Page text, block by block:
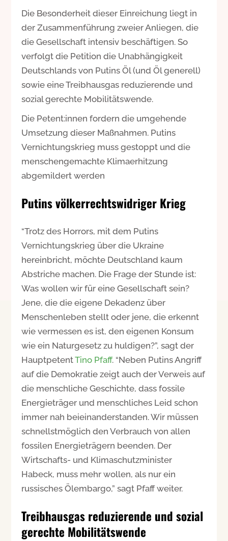
Die Besonderheit dieser Einreichung liegt in
der Zusammenführung zweier Anliegen, die
die Gesellschaft intensiv beschäftigen. So
verfolgt die Petition die Unabhängigkeit
Deutschlands von Putins Öl (und Öl generell)
sowie eine Treibhausgas reduzierende und
sozial gerechte Mobilitätswende.
Die Petent:innen fordern die umgehende
Umsetzung dieser Maßnahmen. Putins
Vernichtungskrieg muss gestoppt und die
menschengemachte Klimaerhitzung
abgemildert werden
Putins völkerrechtswidriger Krieg
“Trotz des Horrors, mit dem Putins
Vernichtungskrieg über die Ukraine
hereinbricht, möchte Deutschland kaum
Abstriche machen. Die Frage der Stunde ist:
Was wollen wir für eine Gesellschaft sein?
Jene, die die eigene Dekadenz über
Menschenleben stellt oder jene, die erkennt
wie vermessen es ist, den eigenen Konsum
wie ein Naturgesetz zu huldigen?”, sagt der
HauptpetentTino Pfaff. “Neben Putins Angriff
auf die Demokratie zeigt auch der Verweis auf
die menschliche Geschichte, dass fossile
Energieträger und menschliches Leid schon
immer nah beieinanderstanden. Wir müssen
schnellstmöglich den Verbrauch von allen
fossilen Energieträgern beenden. Der
Wirtschafts- und Klimaschutzminister
Habeck, muss mehr wollen, als nur ein
russisches Ölembargo,” sagt Pfaff weiter.
Treibhausgas reduzierende und sozial
gerechte Mobilitätswende